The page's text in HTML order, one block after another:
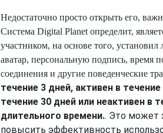
Недостаточно просто открыть его,
Система Digital Planet определит,
участником, на основе того, установил
аватар, персональную подпись, время
соединения и другие поведенческие
течение 3 дней, активен в
течение 30 дней или неактивен в
длительного времени.. Это может
повысить эффективность